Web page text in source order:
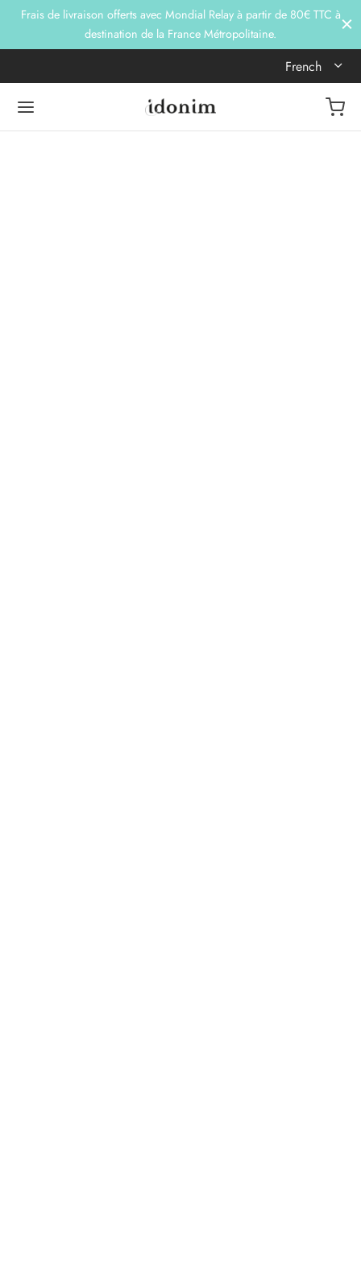
Frais de livraison offerts avec Mondial Relay à partir de 80€ TTC à
destination de la France Métropolitaine.
French